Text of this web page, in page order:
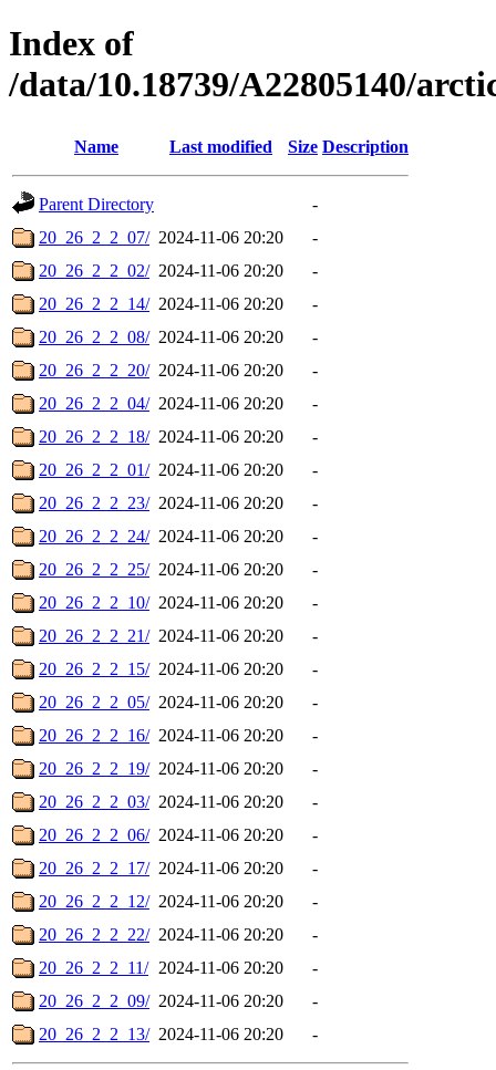
Index of
/data/10.18739/A22805140/
Name Last modified Size Description
Parent Directory
-
20_26_2_2_07/ 2024-11-06 20:20
-
20_26_2_2_02/ 2024-11-06 20:20
-
20_26_2_2_14/ 2024-11-06 20:20
-
20_26_2_2_08/ 2024-11-06 20:20
-
20_26_2_2_20/ 2024-11-06 20:20
-
20_26_2_2_04/ 2024-11-06 20:20
-
20_26_2_2_18/ 2024-11-06 20:20
-
20_26_2_2_01/ 2024-11-06 20:20
-
20_26_2_2_23/ 2024-11-06 20:20
-
20_26_2_2_24/ 2024-11-06 20:20
-
20_26_2_2_25/ 2024-11-06 20:20
-
20_26_2_2_10/ 2024-11-06 20:20
-
20_26_2_2_21/ 2024-11-06 20:20
-
20_26_2_2_15/ 2024-11-06 20:20
-
20_26_2_2_05/ 2024-11-06 20:20
-
20_26_2_2_16/ 2024-11-06 20:20
-
20_26_2_2_19/ 2024-11-06 20:20
-
20_26_2_2_03/ 2024-11-06 20:20
-
20_26_2_2_06/ 2024-11-06 20:20
-
20_26_2_2_17/ 2024-11-06 20:20
-
20_26_2_2_12/ 2024-11-06 20:20
-
20_26_2_2_22/ 2024-11-06 20:20
-
20_26_2_2_11/ 2024-11-06 20:20
-
20_26_2_2_09/ 2024-11-06 20:20
-
20_26_2_2_13/ 2024-11-06 20:20 -